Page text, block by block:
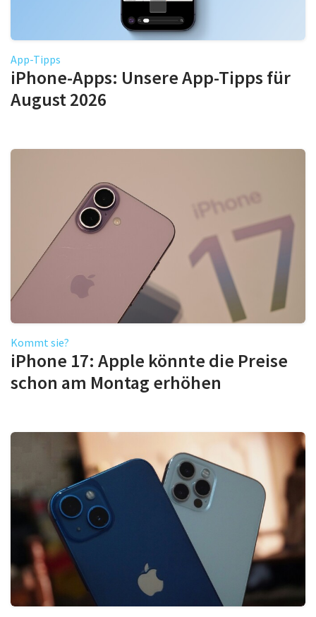
App-Tipps
iPhone-Apps: Unsere App-Tipps für
August 2026
Kommt sie?
iPhone 17: Apple könnte die Preise
schon am Montag erhöhen